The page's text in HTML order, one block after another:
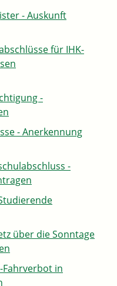
- Auskunft
für IHK-
-
- Anerkennung
-
über die Sonntage
Fahrverbot in